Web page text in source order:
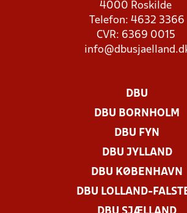
4000 Roskilde
Telefon: 4632 3366
CVR: 6369 0015
DBU
DBU BORNHOLM
DBU FYN
DBU JYLLAND
DBU KØBENHAVN
DBU LOLLAND-